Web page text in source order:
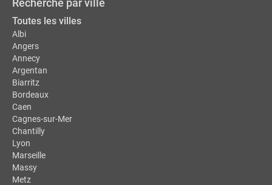
Recherche par ville
Toutes les villes
Albi
Angers
Annecy
Argentan
Biarritz
Bordeaux
Caen
Cagnes-sur-Mer
Chantilly
Lyon
Marseille
Massy
Metz